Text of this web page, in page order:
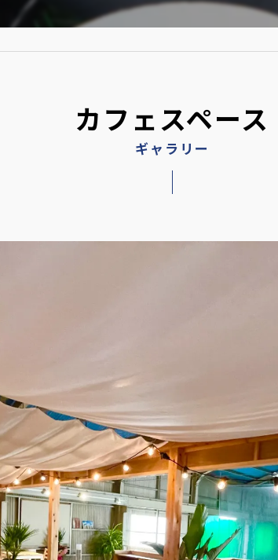
ギャラリー
カフェスペース